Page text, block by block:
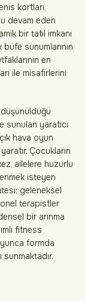
kortları,
devam eden
bir tatil imkanı
sunumlarının
en
ile misafirlerini
yaratıcı
hava oyun
Çocukların
ailelere huzurlu
isteyen
geleneksel
terapistler
bir arınma
fitness
formda